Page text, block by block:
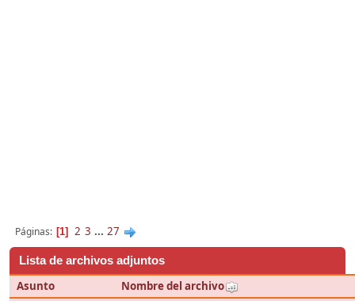
Páginas 1 2 3 ... 27
Lista de archivos adjuntos
Asunto
Nombre del archivo